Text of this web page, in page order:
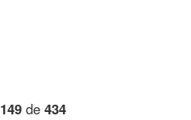
149de 434